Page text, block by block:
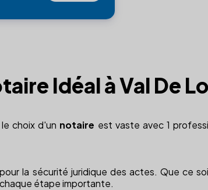
Idéal à Val De
choix d'un notaire est vaste avec 1
la sécurité juridique des actes. Que ce
étape importante.